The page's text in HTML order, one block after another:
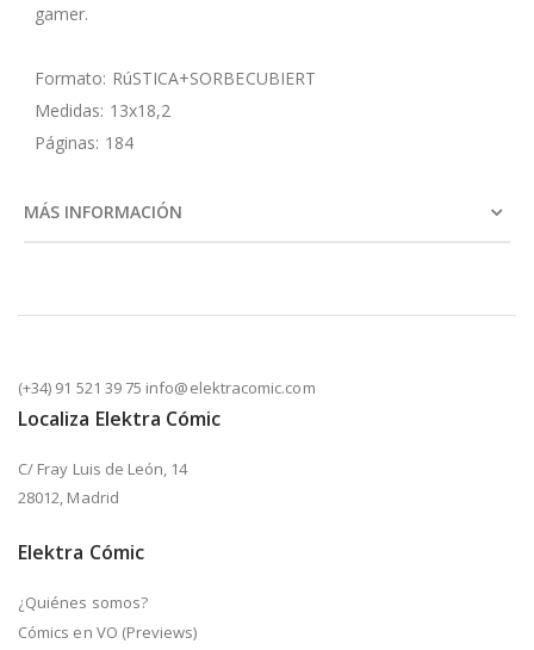
gamer.
Formato: RúSTICA+SORBECUBIERT
Medidas: 13x18,2
Páginas: 184
MÁS INFORMACIÓN
(+34) 91 521 39 75 info@elektracomic.com
Localiza Elektra Cómic
C/ Fray Luis de León, 14
28012, Madrid
Elektra Cómic
¿Quiénes somos?
Cómics en VO (Previews)